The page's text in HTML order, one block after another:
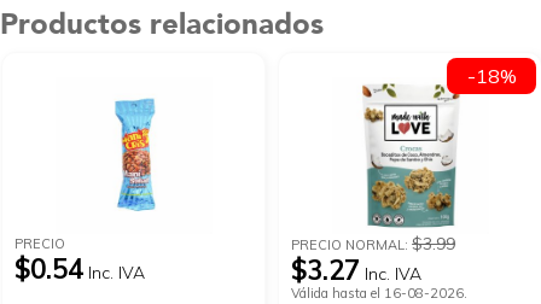
Productos relacionados
PRECIO
$0.54 Inc. IVA
PRECIO NORMAL:$3.99
$3.27 Inc. IVA
Válida hasta el 16-08-2026.
-18%